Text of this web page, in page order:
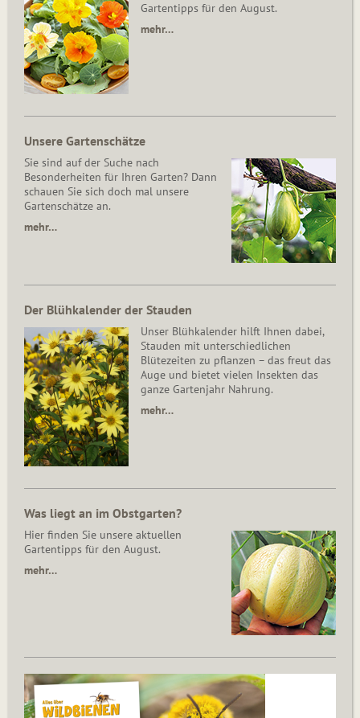
Gartentipps für den August.
mehr…
Unsere Gartenschätze
Sie sind auf der Suche nach
Besonderheiten für Ihren Garten? Dann
schauen Sie sich doch mal unsere
Gartenschätze an.
mehr…
Der Blühkalender der Stauden
Unser Blühkalender hilft Ihnen dabei,
Stauden mit unterschiedlichen
Blütezeiten zu pflanzen – das freut das
Auge und bietet vielen Insekten das
ganze Gartenjahr Nahrung.
mehr…
Was liegt an im Obstgarten?
Hier finden Sie unsere aktuellen
Gartentipps für den August.
mehr…